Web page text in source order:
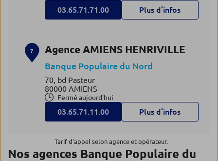
03.65.71.71.00 Plus d’infos
7 Agence AMIENS HENRIVILLE
Banque Populaire du Nord
70, bd Pasteur
80000 AMIENS
Fermé aujourd'hui
03.65.71.11.00 Plus d’infos
Tarif d'appel selon agence et opérateur.
Nos agences Banque Populaire du